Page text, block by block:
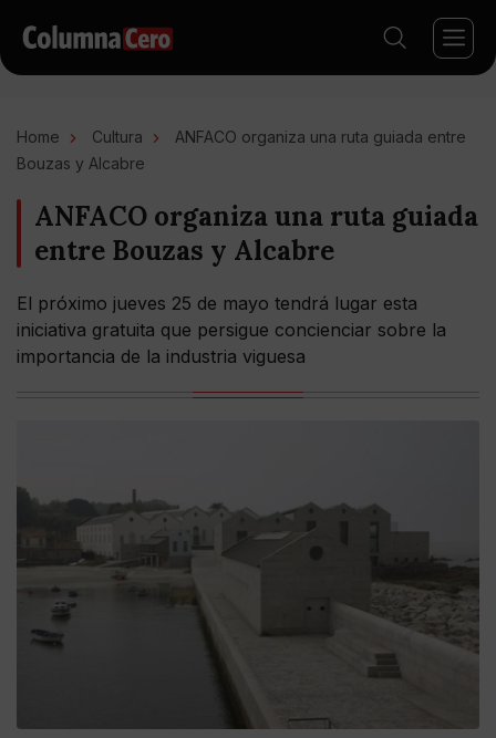
Home Cultura
ANFACO organiza una ruta guiada entre
Bouzas y Alcabre
ANFACO organiza una ruta guiada
entre Bouzas y Alcabre
El próximo jueves 25 de mayo tendrá lugar esta
iniciativa gratuita que persigue concienciar sobre la
importancia de la industria viguesa